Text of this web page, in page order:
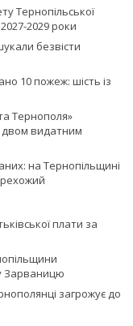
Тернопільської
2029 роки
безвісти
10 пожеж: шість із
Тернополя»
двом видатним
на Тернопільщині
плати за
Зарваницю
загрожує до